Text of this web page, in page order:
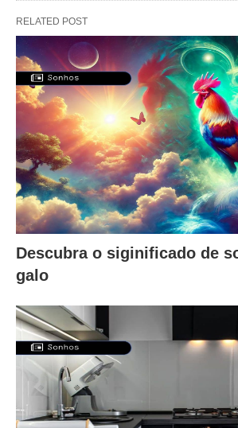
RELATED POST
Descubra o siginificado de
galo